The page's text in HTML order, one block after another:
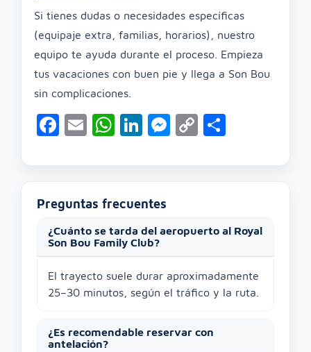
Si tienes dudas o necesidades específicas
(equipaje extra, familias, horarios), nuestro
equipo te ayuda durante el proceso. Empieza
tus vacaciones con buen pie y llega a Son Bou
sin complicaciones.
Facebook
EmailWhatsApp
LinkedIn
Messenger
Copy
Preguntas frecuentes
¿Cuánto se tarda del aeropuerto al Royal
Son Bou Family Club?
El trayecto suele durar aproximadamente
25–30 minutos, según el tráfico y la ruta.
¿Es recomendable reservar con
antelación?